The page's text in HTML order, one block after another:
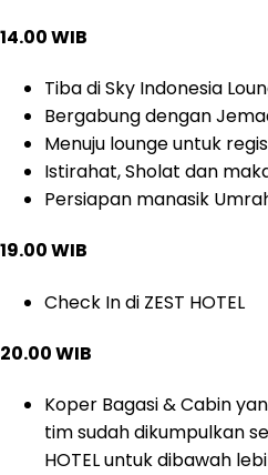
14.00 WIB
Tiba di Sky Indonesia
Bergabung dengan
Menuju lounge untuk
Istirahat, Sholat dan
Persiapan manasik
19.00 WIB
Check In di ZEST HOTEL
20.00 WIB
Koper Bagasi & Cabin
tim sudah dikumpulkan
HOTEL untuk dibawah